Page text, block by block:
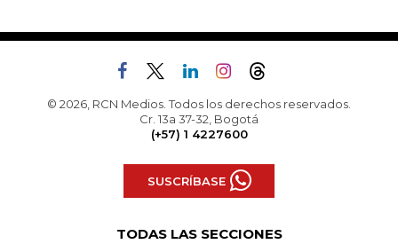
© 2026, RCN Medios. Todos los derechos reservados.
Cr. 13a 37-32, Bogotá
(+57) 1 4227600
SUSCRÍBASE
TODAS LAS SECCIONES